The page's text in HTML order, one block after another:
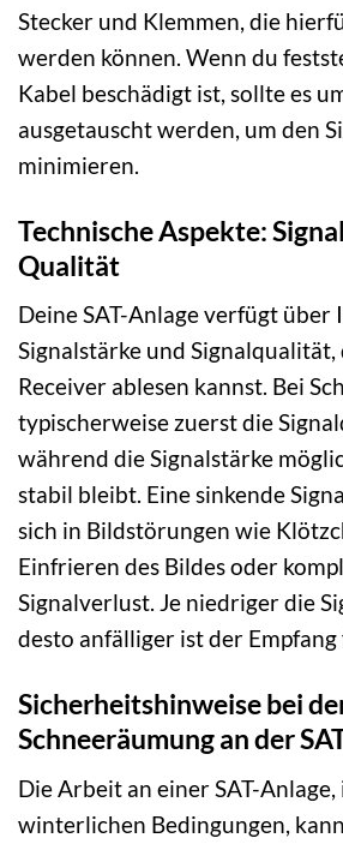
Stecker und Klemmen, die
werden können. Wenn du
Kabel beschädigt ist, sollte es
ausgetauscht werden, um den
minimieren.
Technische Aspekte:
Qualität
Deine SAT-Anlage verfügt
Signalstärke und Signalqualität,
Receiver ablesen kannst. Bei
typischerweise zuerst die
während die Signalstärke
stabil bleibt. Eine sinkende
sich in Bildstörungen wie
Einfrieren des Bildes oder
Signalverlust. Je niedriger die
desto anfälliger ist der
Sicherheitshinweise bei
Schneeräumung an der
Die Arbeit an einer SAT-
winterlichen Bedingungen,